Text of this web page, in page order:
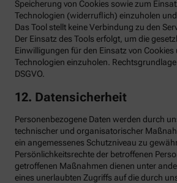
Speicherung von Cookies sowie zum
Technologien (widerruflich) einzuholen
Das Tool stellt keine Verbindung zu den
Der Einsatz des Tools erfolgt, um die
Einwilligungen für den Einsatz von
Technologien einzuholen.
DSGVO.
12. Datensicherheit
Personenbezogene Daten werden durch
technischer und organisatorischer
ein angemessenes Schutzniveau zu
Persönlichkeitsrechte der betroffenen
getroffenen Maßnahmen dienen unter
eines unerlaubten Zugriffs auf die durch